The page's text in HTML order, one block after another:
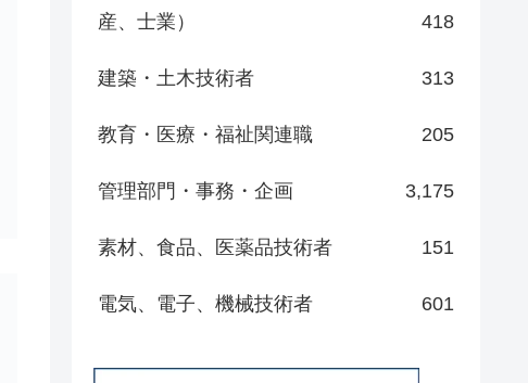
産、士業）
418
建築・土木技術者 313
教育・医療・福祉関連職 205
管理部門・事務・企画 3,175
素材、食品、医薬品技術者 151
電気、電子、機械技術者 601